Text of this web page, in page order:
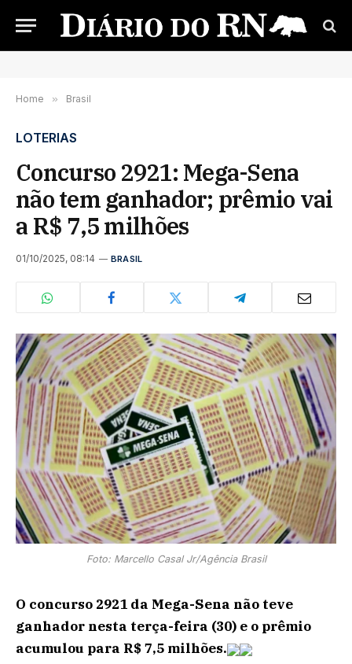
Home » Brasil
LOTERIAS
Concurso 2921: Mega-Sena
não tem ganhador; prêmio vai
a R$ 7,5 milhões
01/10/2025, 08:14 BRASIL
Foto: Marcello Casal Jr/Agência Brasil
O concurso 2921 da Mega-Sena não teve
ganhador nesta terça-feira (30) e o prêmio
acumulou para R$ 7,5 milhões.